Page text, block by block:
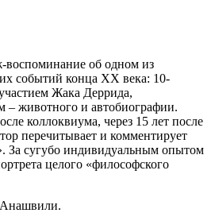
об одном из
событий конца ХХ века: 10-
Жака Деррида,
– животного и автобиографии.
коллоквиума, через 15 лет после
перечитывает и комментирует
За сугубо индивидуальным опытом
целого «философского